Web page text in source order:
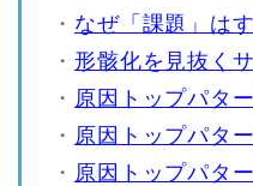
・ なぜ「課題」は
・ 形骸化を見抜く
・ 原因トップパタ
・ 原因トップパタ
・ 原因トップパタ